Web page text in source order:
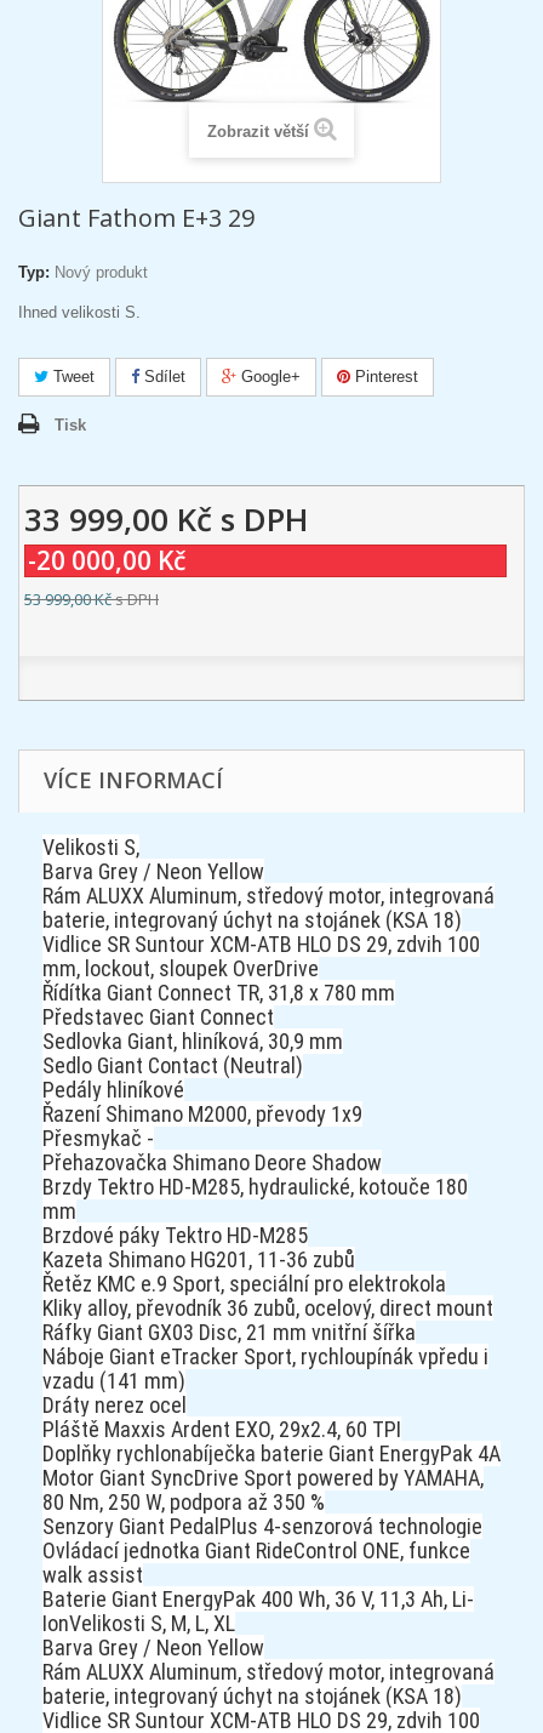
Zobrazit větší
Giant Fathom E+3 29
Typ: Nový produkt
Ihned velikosti S.
Tweet Sdílet Google+ Pinterest
Tisk
33 999,00 Kč s DPH
-20 000,00 Kč
53 999,00 Kčs DPH
VÍCE INFORMACÍ
Velikosti S,
Barva Grey / Neon Yellow
Rám ALUXX Aluminum, středový motor, integrovaná
baterie, integrovaný úchyt na stojánek (KSA 18)
Vidlice SR Suntour XCM-ATB HLO DS 29, zdvih 100
mm, lockout, sloupek OverDrive
Řídítka Giant Connect TR, 31,8 x 780 mm
Představec Giant Connect
Sedlovka Giant, hliníková, 30,9 mm
Sedlo Giant Contact (Neutral)
Pedály hliníkové
Řazení Shimano M2000, převody 1x9
Přesmykač -
Přehazovačka Shimano Deore Shadow
Brzdy Tektro HD-M285, hydraulické, kotouče 180
mm
Brzdové páky Tektro HD-M285
Kazeta Shimano HG201, 11-36 zubů
Řetěz KMC e.9 Sport, speciální pro elektrokola
Kliky alloy, převodník 36 zubů, ocelový, direct mount
Ráfky Giant GX03 Disc, 21 mm vnitřní šířka
Náboje Giant eTracker Sport, rychloupínák vpředu i
vzadu (141 mm)
Dráty nerez ocel
Pláště Maxxis Ardent EXO, 29x2.4, 60 TPI
Doplňky rychlonabíječka baterie Giant EnergyPak 4A
Motor Giant SyncDrive Sport powered by YAMAHA,
80 Nm, 250 W, podpora až 350 %
Senzory Giant PedalPlus 4-senzorová technologie
Ovládací jednotka Giant RideControl ONE, funkce
walk assist
Baterie Giant EnergyPak 400 Wh, 36 V, 11,3 Ah, Li-
IonVelikosti S, M, L, XL
Barva Grey / Neon Yellow
Rám ALUXX Aluminum, středový motor, integrovaná
baterie, integrovaný úchyt na stojánek (KSA 18)
Vidlice SR Suntour XCM-ATB HLO DS 29, zdvih 100